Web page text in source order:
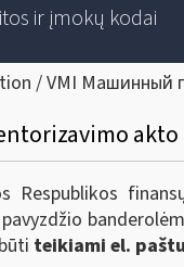
ir įmokų kodai
/ VMI
Respublikos
teikiami el. paštu